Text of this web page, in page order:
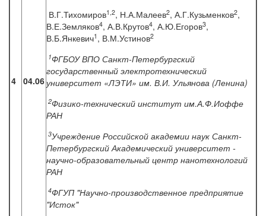
4 04.06
В.Г.Тихомиров1,2, Н.А.Малеев2, А.Г.Кузьменков2,
В.Е.Земляков4, А.В.Крутов4, А.Ю.Егоров3,
В.Б.Янкевич1 , В.М.Устинов2
1ФГБОУ ВПО Санкт-Петербургский
государственный электротехнический
университет «ЛЭТИ» им. В.И. Ульянова (Ленина)
2Физико-технический институт им.А.Ф.Иоффе
РАН
3Учреждение Российской академии наук Санкт-
Петербургский Академический университет -
научно-образовательный центр нанотехнологий
РАН
4ФГУП "Научно-производственное предприятие
"Исток"